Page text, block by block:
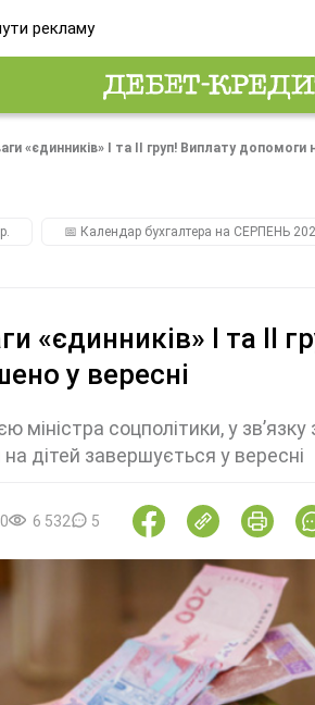
рекламу
«єдинників» І та ІІ груп! Виплату
📅 Календар бухгалтера на СЕРПЕНЬ
«єдинників» І та ІІ
у вересні
міністра соцполітики, у
дітей завершується у вересні
6 532 5